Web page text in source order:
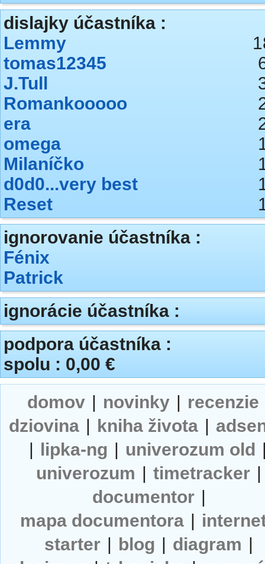
dislajky účastníka :
Lemmy
tomas12345
J.Tull
Romankooooo
era
omega
Milaníčko
d0d0...very best
Reset
ignorovanie účastníka :
Fénix
Patrick
ignorácie účastníka :
podpora účastníka :
spolu : 0,00 €
domov | novinky | recenzie
dziovina | kniha života |
| lipka-ng | univerozum old
univerozum | timetracker |
documentor |
mapa documentora |
starter | blog | diagram |